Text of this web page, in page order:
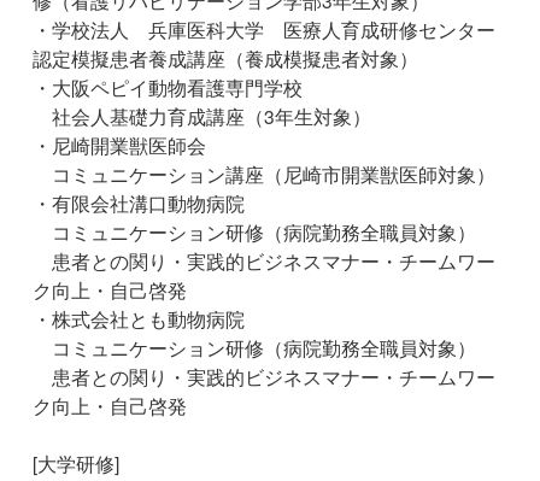
・学校法人 兵庫医科大学 医療人育成研修センター
認定模擬患者養成講座（養成模擬患者対象）
・大阪ペピイ動物看護専門学校
社会人基礎力育成講座（3年生対象）
・尼崎開業獣医師会
コミュニケーション講座（尼崎市開業獣医師対象）
・有限会社溝口動物病院
コミュニケーション研修（病院勤務全職員対象）
患者との関り・実践的ビジネスマナー・チームワー
ク向上・自己啓発
・株式会社とも動物病院
コミュニケーション研修（病院勤務全職員対象）
患者との関り・実践的ビジネスマナー・チームワー
ク向上・自己啓発
[大学研修]